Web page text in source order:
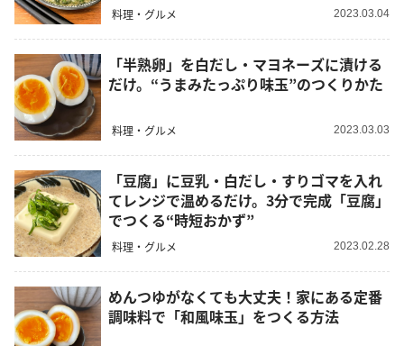
料理・グルメ 2023.03.04
「半熟卵」を白だし・マヨネーズに漬ける
だけ。“うまみたっぷり味玉”のつくりかた
料理・グルメ 2023.03.03
「豆腐」に豆乳・白だし・すりゴマを入れ
てレンジで温めるだけ。3分で完成「豆腐」
でつくる“時短おかず”
料理・グルメ 2023.02.28
めんつゆがなくても大丈夫！家にある定番
調味料で「和風味玉」をつくる方法